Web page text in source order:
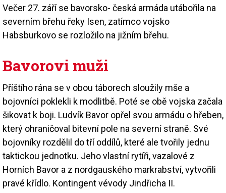
Večer 27. září se bavorsko- česká armáda utábořila na
severním břehu řeky Isen, zatímco vojsko
Habsburkovo se rozložilo na jižním břehu.
Bavorovi muži
Příštího rána se v obou táborech sloužily mše a
bojovníci poklekli k modlitbě. Poté se obě vojska začala
šikovat k boji. Ludvík Bavor opřel svou armádu o hřeben,
který ohraničoval bitevní pole na severní straně. Své
bojovníky rozdělil do tří oddílů, které ale tvořily jednu
taktickou jednotku. Jeho vlastní rytíři, vazalové z
Horních Bavor a z nordgauského markrabství, vytvořili
pravé křídlo. Kontingent vévody Jindřicha II.